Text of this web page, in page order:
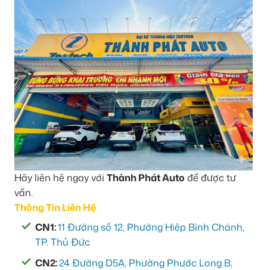
Hãy liên hệ ngay với Thành Phát Auto để được tư
vấn.
Thông Tin Liên Hệ
CN1:11 Đường số 12, Phường Hiệp Bình Chánh,
TP. Thủ Đức
CN2:24 Đường D5A, Phường Phước Long B,